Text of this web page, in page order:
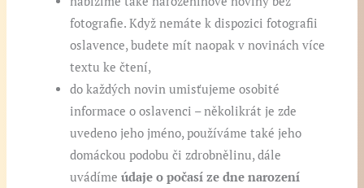
fotografie. Když nemáte k dispozici fotografii
oslavence, budete mít naopak v novinách více
textu ke čtení,
do každých novin umisťujeme osobité
informace o oslavenci – několikrát je zde
uvedeno jeho jméno, používáme také jeho
domáckou podobu či zdrobnělinu, dále
uvádímeúdaje o počasí ze dne narození